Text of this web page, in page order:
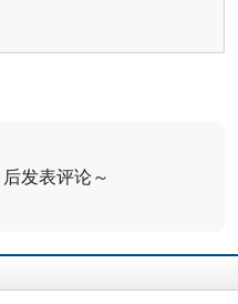
后发表评论～